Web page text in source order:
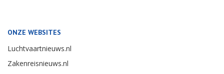
ONZE WEBSITES
Luchtvaartnieuws.nl
Zakenreisnieuws.nl